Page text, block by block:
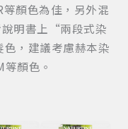
顏色為佳，另外混
說明書上“兩段式染
，建議考慮赫本染
顏色。